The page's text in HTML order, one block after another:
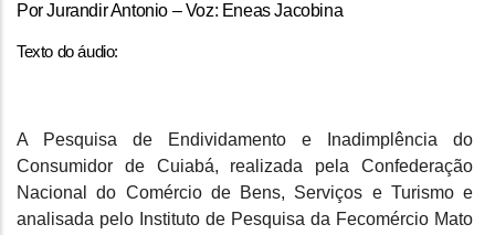
Por Jurandir Antonio – Voz: Eneas Jacobina
Texto do áudio:
A Pesquisa de Endividamento e Inadimplência do
Consumidor de Cuiabá, realizada pela Confederação
Nacional do Comércio de Bens, Serviços e Turismo e
analisada pelo Instituto de Pesquisa da Fecomércio Mato